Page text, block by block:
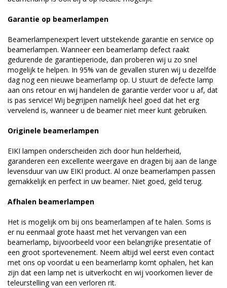
Garantie op beamerlampen
Beamerlampenexpert levert uitstekende garantie en service op
beamerlampen. Wanneer een beamerlamp defect raakt
gedurende de garantieperiode, dan proberen wij u zo snel
mogelijk te helpen. In 95% van de gevallen sturen wij u dezelfde
dag nog een nieuwe beamerlamp op. U stuurt de defecte lamp
aan ons retour en wij handelen de garantie verder voor u af, dat
is pas service! Wij begrijpen namelijk heel goed dat het erg
vervelend is, wanneer u de beamer niet meer kunt gebruiken.
Originele beamerlampen
EIKI lampen onderscheiden zich door hun helderheid,
garanderen een excellente weergave en dragen bij aan de lange
levensduur van uw EIKI product. Al onze beamerlampen passen
gemakkelijk en perfect in uw beamer. Niet goed, geld terug.
Afhalen beamerlampen
Het is mogelijk om bij ons beamerlampen af te halen. Soms is
er nu eenmaal grote haast met het vervangen van een
beamerlamp, bijvoorbeeld voor een belangrijke presentatie of
een groot sportevenement. Neem altijd wel eerst even contact
met ons op voordat u een beamerlamp komt ophalen, het kan
zijn dat een lamp net is uitverkocht en wij voorkomen liever de
teleurstelling van een verloren rit.